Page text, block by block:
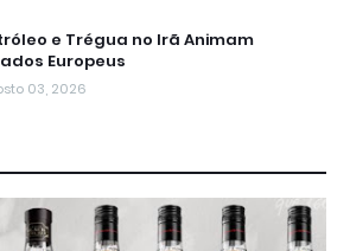
e Trégua no Irã Animam
Europeus
03, 2026